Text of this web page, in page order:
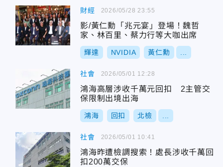
財經
影/黃仁勳「兆元宴」登場！魏哲
家、林百里、蔡力行等大咖出席
輝達 NVIDIA 黃仁勳
2026/05/28 23:55
社會
鴻海高層涉收千萬元回扣 2主管交
保限制出境出海
鴻海 回扣 北檢
2026/05/01 12:28
社會
鴻海昨遭檢調搜索！處長涉收千萬回
扣200萬交保
2026/05/01 10:41